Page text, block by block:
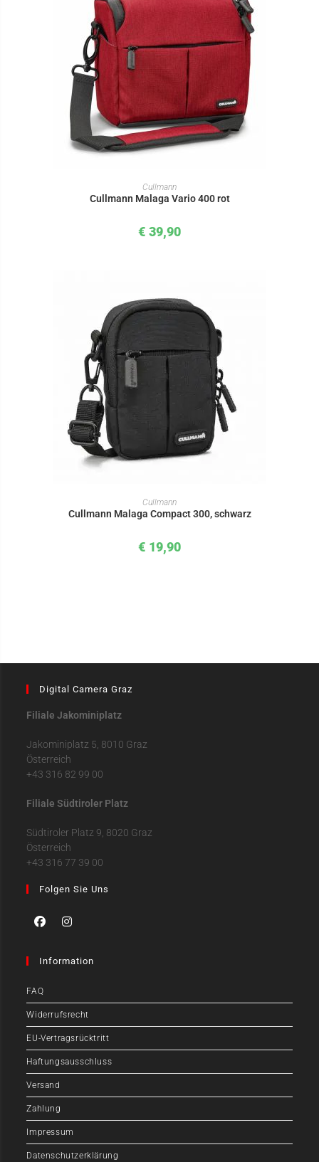
IN DEN WARENKORB
Cullmann
Cullmann Malaga Vario 400 rot
€ 39,90
IN DEN WARENKORB
Cullmann
Cullmann Malaga Compact 300, schwarz
€ 19,90
Digital Camera Graz
Filiale Jakominiplatz
Jakominiplatz 5, 8010 Graz
Österreich
+43 316 82 99 00
Filiale Südtiroler Platz
Südtiroler Platz 9, 8020 Graz
Österreich
+43 316 77 39 00
Folgen Sie Uns
Information
FAQ
Widerrufsrecht
EU-Vertragsrücktritt
Haftungsausschluss
Versand
Zahlung
Impressum
Datenschutzerklärung